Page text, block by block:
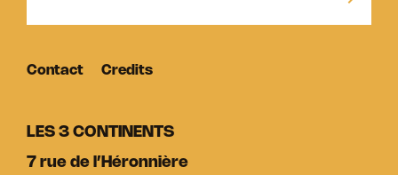
LES 3 CONTINENTS
7 rue de l’Héronnière
Contact Credits